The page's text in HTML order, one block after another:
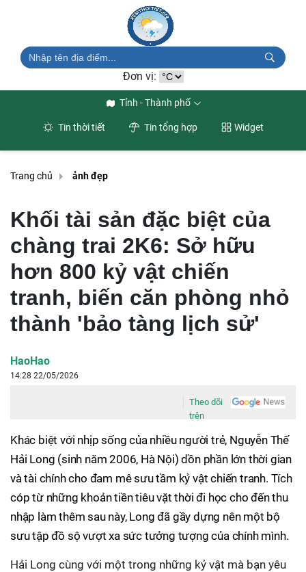
Đơn vị:
Tỉnh - Thành phố
Tin thời tiết Tin tổng hợp Widget
Trang chủ ảnh đẹp
Khối tài sản đặc biệt của
chàng trai 2K6: Sở hữu
hơn 800 kỷ vật chiến
tranh, biến căn phòng nhỏ
thành 'bảo tàng lịch sử'
HaoHao
14:28 22/05/2026
Theo dõi
trên
Khác biệt với nhịp sống của nhiều người trẻ, Nguyễn Thế
Hải Long (sinh năm 2006, Hà Nội) dồn phần lớn thời gian
và tài chính cho đam mê sưu tầm kỷ vật chiến tranh. Tích
cóp từ những khoản tiền tiêu vặt thời đi học cho đến thu
nhập làm thêm sau này, Long đã gầy dựng nên một bộ
sưu tập đồ sộ vượt xa sức tưởng tượng của chính mình.
Hải Long cùng với một trong những kỷ vật mà bạn yêu